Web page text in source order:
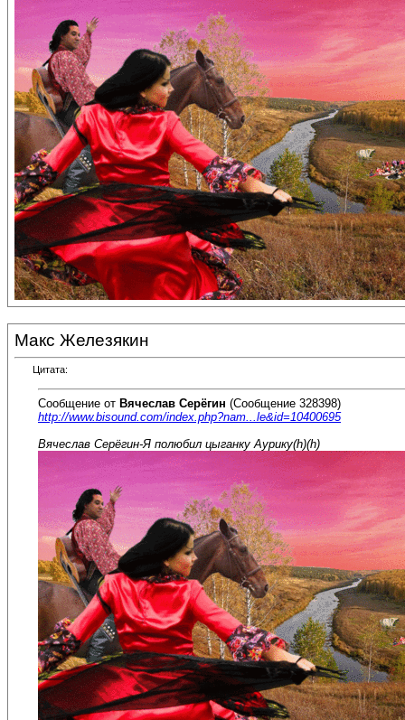
Макс Железякин
Цитата:
Сообщение от Вячеслав Серёгин (Сообщение 328398)
http://www.bisound.com/index.php?nam...le&id=10400695
Вячеслав Серёгин-Я полюбил цыганку Аурику(h)(h)